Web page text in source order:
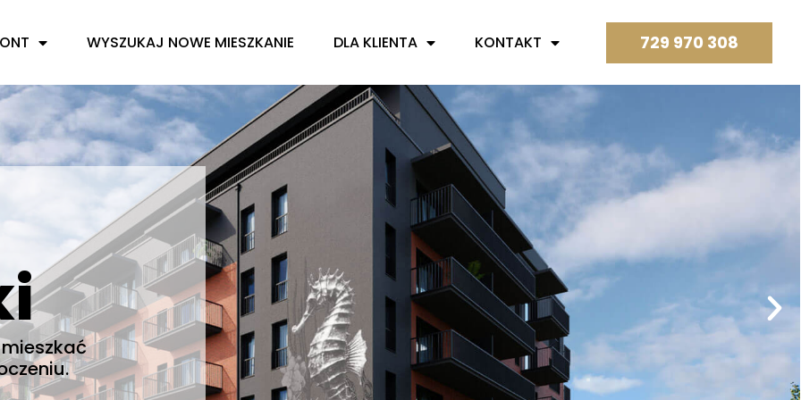
WYSZUKAJ NOWE MIESZKANIE DLA KLIENTA KONTAKT 729 970 308
zielenią.